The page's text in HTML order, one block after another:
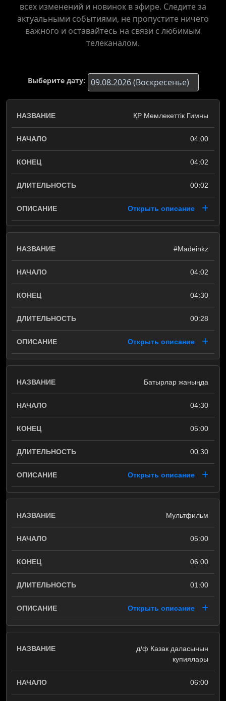
всех изменений и новинок в эфире. Следите за
актуальными событиями, не пропустите ничего
важного и оставайтесь на связи с любимым
телеканалом.
Выберите дату:
ҚР Мемлекеттік Гимны
04:00
04:02
00:02
Открыть описание
#Madeinkz
04:02
04:30
00:28
Открыть описание
Батырлар жаныңда
04:30
05:00
00:30
Открыть описание
Mультфильм
05:00
06:00
01:00
Открыть описание
д/ф Казак даласынын
купиялары
06:00